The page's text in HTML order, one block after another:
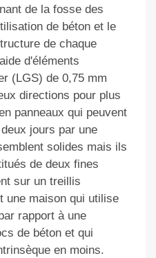
de la fosse des
de béton et le
de chaque
d'éléments
(LGS) de 0,75 mm
directions pour plus
panneaux qui peuvent
jours par une
solides mais ils
de deux fines
sur un treillis
une maison qui utilise
rapport à une
de béton et qui
en moins.